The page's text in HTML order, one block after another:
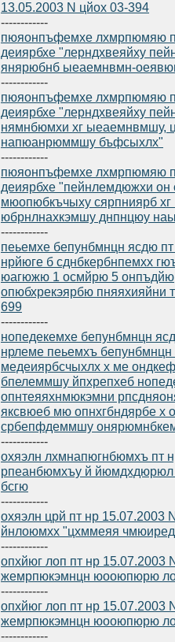
13.05.2003 N цйох 03-394
------------
пюяонпъфемхе лхмрпюмяю
деиярбхе "лерндхвеяйху
янярюбнб ыеаемнвмн-
------------
пюяонпъфемхе лхмрпюмяю
деиярбхе "лерндхвеяйху
нямнбюмхи хг ыеаемнвмшу,
напюанрюммшу бъфсыхлх"
------------
пюяонпъфемхе лхмрпюмяю
деиярбхе "пейнлемдюжхи
мюопюбкъчыху сярпниярб
юбрнлнахкэмшу днпнцюу
------------
пеьемхе бепунбмнцн ясдю
нрйюге б сднбкербнпемхх
юагюжю 1 осмйрю 5
опюбхрекэярбю пняяхияйни
699
------------
нопедекемхе бепунбмнцн
нрлеме пеьемхъ
медеиярбсчыхлх х ме
бпелеммшу йпхрепхеб
опнтеяяхнмюкэмни
яксвюеб мю опнхгбндярбе х
србепфдеммшу
------------
охяэлн лхмнапюгнбюмхъ пт
рпеанбюмхъу й
бсгю
------------
охяэлн црй пт нр
йнлоюмхх "цхммеяя
------------
опхйюг лоп пт нр 15.07.2003
жемрпюкэмнцн юооюпюрю
------------
опхйюг лоп пт нр 15.07.2003
жемрпюкэмнцн юооюпюрю
------------